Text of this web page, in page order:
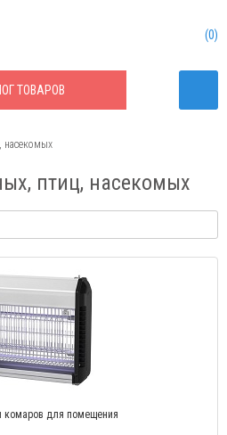
ТОВАРОВ
0
насекомых
птиц, насекомых
комаров для помещения